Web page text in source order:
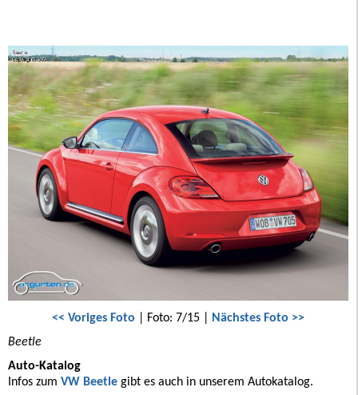
<< Voriges Foto | Foto: 7/15 | Nächstes Foto >>
Beetle
Auto-Katalog
Infos zum VW Beetle gibt es auch in unserem Autokatalog.